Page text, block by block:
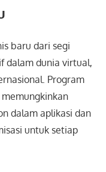
baru dari segi
dalam dunia virtual,
Program
dalam aplikasi dan
untuk setiap